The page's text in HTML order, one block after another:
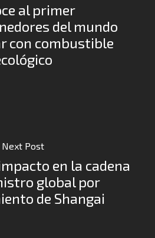
al primer
del mundo
con combustible
Next Post
en la cadena
global por
de Shangai